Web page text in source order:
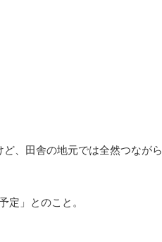
、田舎の地元では全然つながら
」とのこと。